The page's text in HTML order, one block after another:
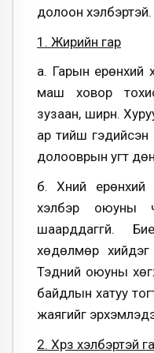
долоон хэлбэртэй.
1. Жирийн гар
а. Гарын ерөнхий
маш ховор
зузаан, ширүүн.
ар тийш гэдийсэн
долооврын угт
б. Хүний
хэлбэр оюуны
шаарддаггүй.
хөдөлмөр хийдэг
Тэдний оюуны
байдлын хатуу
жаягийг
2. Хүрз хэлбэртэй